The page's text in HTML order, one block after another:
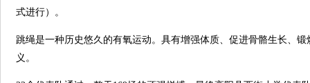
式进行）。
跳绳是一种历史悠久的有氧运动。具有增强体质、促进骨骼生长、
义。